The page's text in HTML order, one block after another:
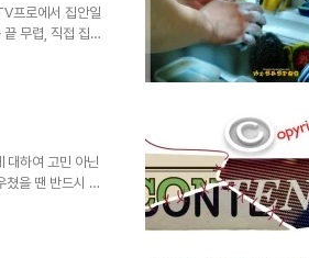
생님께서 맡고
프로에서 집안일
무렵, 직접 집
말을 합니다.
럼 예비 아내에
기와는..
대하여 고민 아닌
쳤을 땐 반드시 문
너무 과한 상